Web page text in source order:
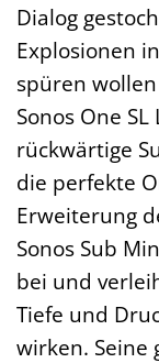
Dialog
Explosionen
spüren
Sonos One
rückwärtige
die perfekte
Erweiterung
Sonos Sub
bei und
Tiefe und
wirken. Seine